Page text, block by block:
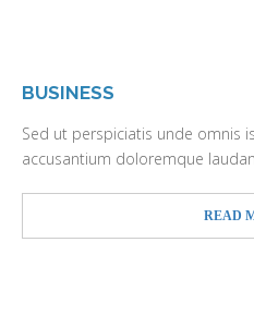
BUSINESS
Sed ut perspiciatis unde omnis
accusantium doloremque
READ